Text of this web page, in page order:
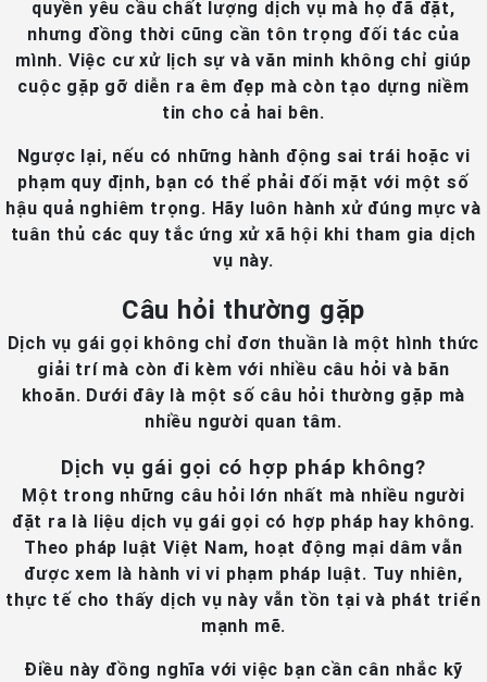
quyền yêu cầu chất lượng dịch vụ mà họ đã đặt,
nhưng đồng thời cũng cần tôn trọng đối tác của
mình. Việc cư xử lịch sự và văn minh không chỉ giúp
cuộc gặp gỡ diễn ra êm đẹp mà còn tạo dựng niềm
tin cho cả hai bên.
Ngược lại, nếu có những hành động sai trái hoặc vi
phạm quy định, bạn có thể phải đối mặt với một số
hậu quả nghiêm trọng. Hãy luôn hành xử đúng mực và
tuân thủ các quy tắc ứng xử xã hội khi tham gia dịch
vụ này.
Câu hỏi thường gặp
Dịch vụ gái gọi không chỉ đơn thuần là một hình thức
giải trí mà còn đi kèm với nhiều câu hỏi và băn
khoăn. Dưới đây là một số câu hỏi thường gặp mà
nhiều người quan tâm.
Dịch vụ gái gọi có hợp pháp không?
Một trong những câu hỏi lớn nhất mà nhiều người
đặt ra là liệu dịch vụ gái gọi có hợp pháp hay không.
Theo pháp luật Việt Nam, hoạt động mại dâm vẫn
được xem là hành vi vi phạm pháp luật. Tuy nhiên,
thực tế cho thấy dịch vụ này vẫn tồn tại và phát triển
mạnh mẽ.
Điều này đồng nghĩa với việc bạn cần cân nhắc kỹ